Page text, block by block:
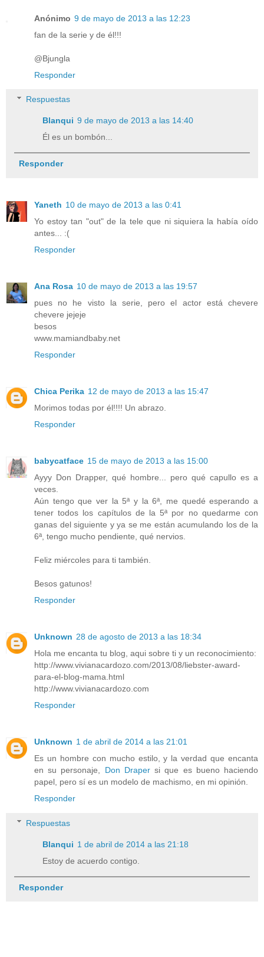
Anónimo 9 de mayo de 2013 a las 12:23
fan de la serie y de él!!!
@Bjungla
Responder
Respuestas
Blanqui 9 de mayo de 2013 a las 14:40
Él es un bombón...
Responder
Yaneth 10 de mayo de 2013 a las 0:41
Yo estoy tan "out" de la tele que ni siquiera la había oído
antes... :(
Responder
Ana Rosa 10 de mayo de 2013 a las 19:57
pues no he visto la serie, pero el actor está chevere
chevere jejeje
besos
www.mamiandbaby.net
Responder
Chica Perika 12 de mayo de 2013 a las 15:47
Morimos todas por él!!!! Un abrazo.
Responder
babycatface 15 de mayo de 2013 a las 15:00
Ayyy Don Drapper, qué hombre... pero qué capullo es a
veces.
Aún tengo que ver la 5ª y la 6ª, me quedé esperando a
tener todos los capítulos de la 5ª por no quedarme con
ganas del siguiente y ya se me están acumulando los de la
6ª, tengo mucho pendiente, qué nervios.
Feliz miércoles para ti también.
Besos gatunos!
Responder
Unknown 28 de agosto de 2013 a las 18:34
Hola me encanta tu blog, aqui sobre ti y un reconocimiento:
http://www.vivianacardozo.com/2013/08/liebster-award-
para-el-blog-mama.html
http://www.vivianacardozo.com
Responder
Unknown 1 de abril de 2014 a las 21:01
Es un hombre con mucho estilo, y la verdad que encanta
en su personaje, Don Drapersi que es bueno haciendo
papel, pero sí es un modelo de machismo, en mi opinión.
Responder
Respuestas
Blanqui 1 de abril de 2014 a las 21:18
Estoy de acuerdo contigo.
Responder